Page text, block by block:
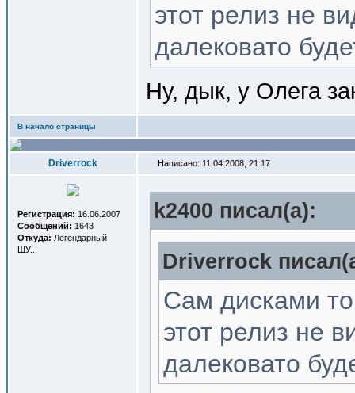
этот релиз не
далековато
Ну, дык, у Олега
В начало страницы
Driverrock Написано: 11.04.2008, 21:17
Регистрация: 16.06.2007
Сообщений: 1643
Откуда: Легендарный
ШУ...
k2400 писал(a):
Driverrock
Сам дисками
этот релиз не
далековато